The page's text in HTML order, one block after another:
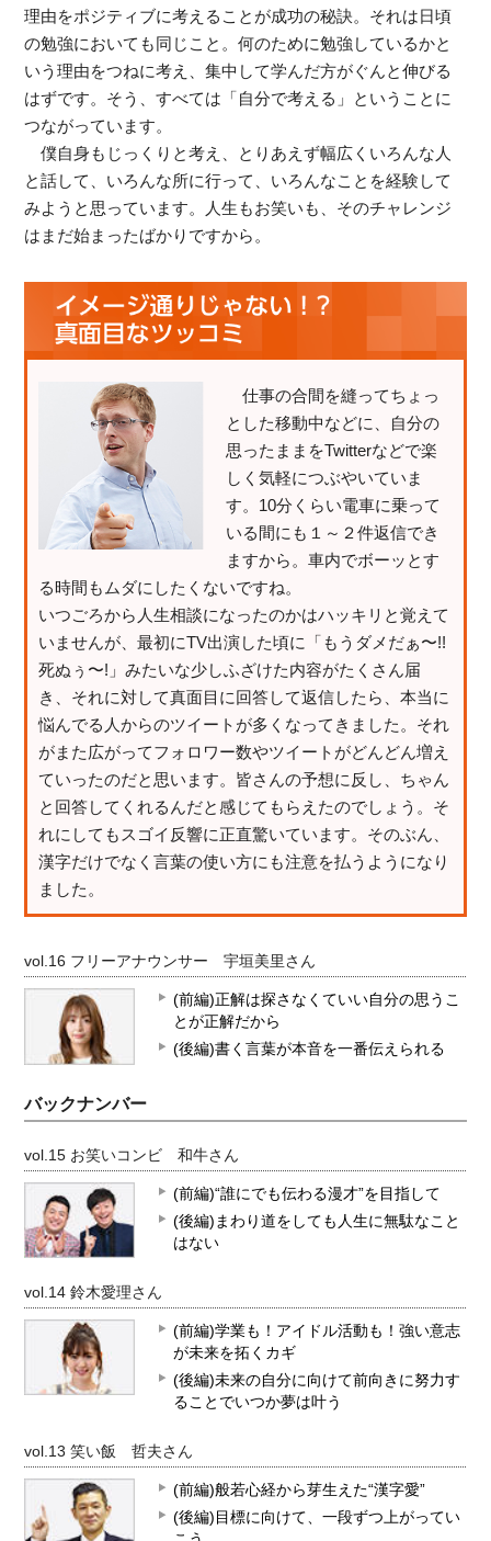
理由をポジティブに考えることが成功の秘訣。それは日頃
の勉強においても同じこと。何のために勉強しているかと
いう理由をつねに考え、集中して学んだ方がぐんと伸びる
はずです。そう、すべては「自分で考える」ということに
つながっています。
僕自身もじっくりと考え、とりあえず幅広くいろんな人
と話して、いろんな所に行って、いろんなことを経験して
みようと思っています。人生もお笑いも、そのチャレンジ
はまだ始まったばかりですから。
仕事の合間を縫ってちょっ
とした移動中などに、自分の
思ったままをTwitterなどで楽
しく気軽につぶやいていま
す。10分くらい電車に乗って
いる間にも１～２件返信でき
ますから。車内でボーッとす
る時間もムダにしたくないですね。
いつごろから人生相談になったのかはハッキリと覚えて
いませんが、最初にTV出演した頃に「もうダメだぁ〜!!
死ぬぅ〜!」みたいな少しふざけた内容がたくさん届
き、それに対して真面目に回答して返信したら、本当に
悩んでる人からのツイートが多くなってきました。それ
がまた広がってフォロワー数やツイートがどんどん増え
ていったのだと思います。皆さんの予想に反し、ちゃん
と回答してくれるんだと感じてもらえたのでしょう。そ
れにしてもスゴイ反響に正直驚いています。そのぶん、
漢字だけでなく言葉の使い方にも注意を払うようになり
ました。
vol.16 フリーアナウンサー 宇垣美里さん
(前編)正解は探さなくていい自分の思うこ
とが正解だから
(後編)書く言葉が本音を一番伝えられる
バックナンバー
vol.15 お笑いコンビ 和牛さん
(前編)“誰にでも伝わる漫才”を目指して
(後編)まわり道をしても人生に無駄なこと
はない
vol.14 鈴木愛理さん
(前編)学業も！アイドル活動も！強い意志
が未来を拓くカギ
(後編)未来の自分に向けて前向きに努力す
ることでいつか夢は叶う
vol.13 笑い飯 哲夫さん
(前編)般若心経から芽生えた“漢字愛”
(後編)目標に向けて、一段ずつ上がってい